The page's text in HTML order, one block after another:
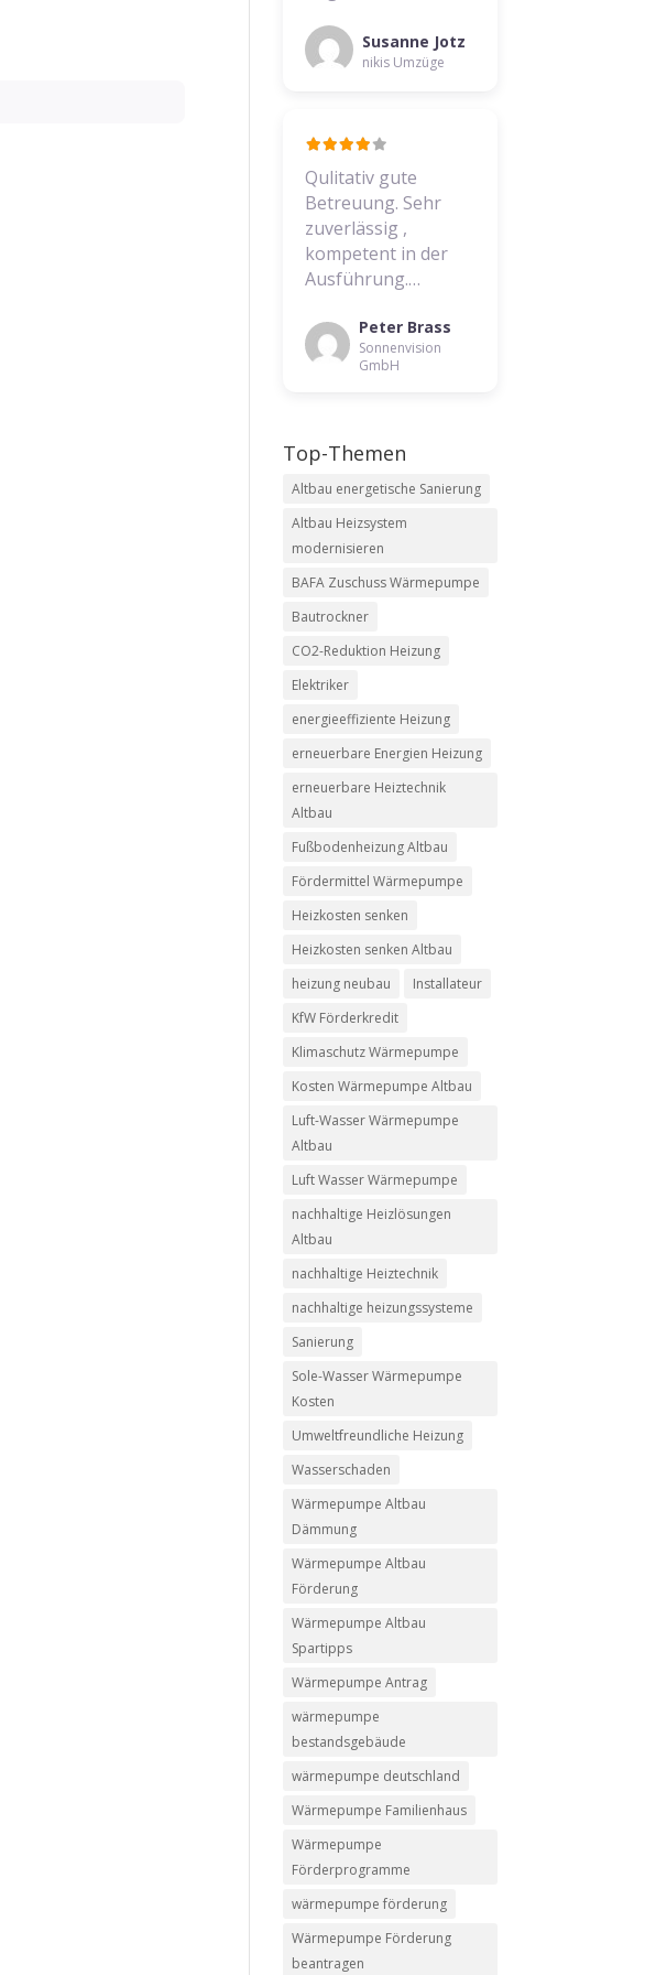
Susanne Jotz
nikis Umzüge
Qulitativ gute
Betreuung. Sehr
zuverlässig ,
kompetent in der
Ausführung.…
Peter Brass
Sonnenvision
GmbH
Top-Themen
Altbau energetische Sanierung
Altbau Heizsystem
modernisieren
BAFA Zuschuss Wärmepumpe
Bautrockner
CO2-Reduktion Heizung
Elektriker
energieeffiziente Heizung
erneuerbare Energien Heizung
erneuerbare Heiztechnik
Altbau
Fußbodenheizung Altbau
Fördermittel Wärmepumpe
Heizkosten senken
Heizkosten senken Altbau
heizung neubau
Installateur
KfW Förderkredit
Klimaschutz Wärmepumpe
Kosten Wärmepumpe Altbau
Luft-Wasser Wärmepumpe
Altbau
Luft Wasser Wärmepumpe
nachhaltige Heizlösungen
Altbau
nachhaltige Heiztechnik
nachhaltige heizungssysteme
Sanierung
Sole-Wasser Wärmepumpe
Kosten
Umweltfreundliche Heizung
Wasserschaden
Wärmepumpe Altbau
Dämmung
Wärmepumpe Altbau
Förderung
Wärmepumpe Altbau
Spartipps
Wärmepumpe Antrag
wärmepumpe
bestandsgebäude
wärmepumpe deutschland
Wärmepumpe Familienhaus
Wärmepumpe
Förderprogramme
wärmepumpe förderung
Wärmepumpe Förderung
beantragen